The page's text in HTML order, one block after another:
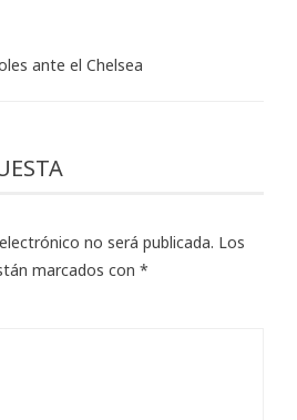
ante el Chelsea
no será publicada. Los
marcados con *